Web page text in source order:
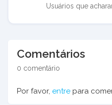
Usuários que
Comentários
0 comentário
Por favor, entre para